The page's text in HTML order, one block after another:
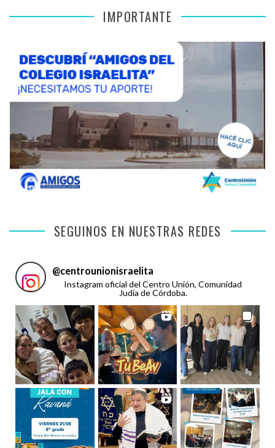
IMPORTANTE
SEGUINOS EN NUESTRAS REDES
@centrounionisraelita
Instagram oficial del Centro Unión, Comunidad
Judía de Córdoba.